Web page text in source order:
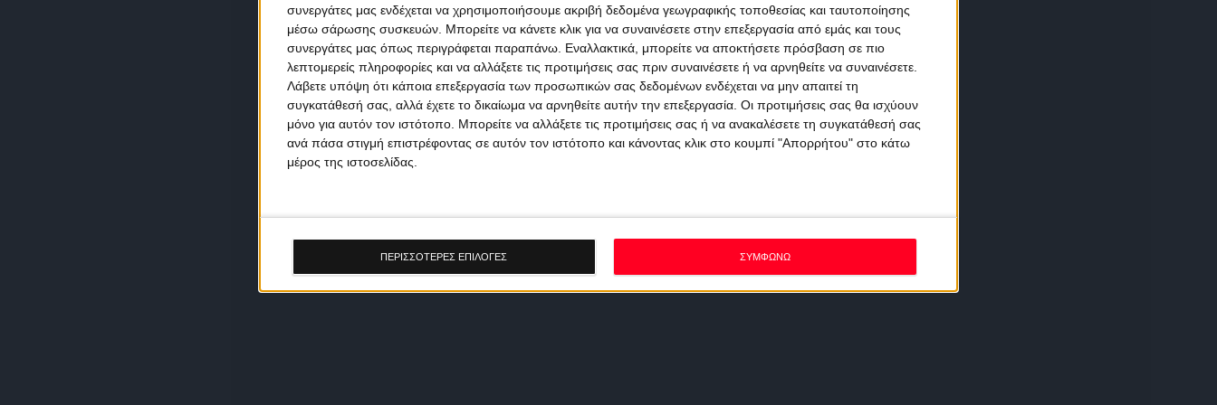
συνεργάτες μας ενδέχεται να χρησιμοποιήσουμε ακριβή δεδομένα γεωγραφικής τοποθεσίας και ταυτοποίησης
μέσω σάρωσης συσκευών. Μπορείτε να κάνετε κλικ για να συναινέσετε στην επεξεργασία από εμάς και τους
συνεργάτες μας όπως περιγράφεται παραπάνω. Εναλλακτικά, μπορείτε να αποκτήσετε πρόσβαση σε πιο
λεπτομερείς πληροφορίες και να αλλάξετε τις προτιμήσεις σας πριν συναινέσετε ή να αρνηθείτε να συναινέσετε.
Λάβετε υπόψη ότι κάποια επεξεργασία των προσωπικών σας δεδομένων ενδέχεται να μην απαιτεί τη
συγκατάθεσή σας, αλλά έχετε το δικαίωμα να αρνηθείτε αυτήν την επεξεργασία. Οι προτιμήσεις σας θα ισχύουν
μόνο για αυτόν τον ιστότοπο. Μπορείτε να αλλάξετε τις προτιμήσεις σας ή να ανακαλέσετε τη συγκατάθεσή σας
ανά πάσα στιγμή επιστρέφοντας σε αυτόν τον ιστότοπο και κάνοντας κλικ στο κουμπί "Απορρήτου" στο κάτω
μέρος της ιστοσελίδας.
ΠΕΡΙΣΣΟΤΕΡΕΣ ΕΠΙΛΟΓΕΣ ΣΥΜΦΩΝΩ